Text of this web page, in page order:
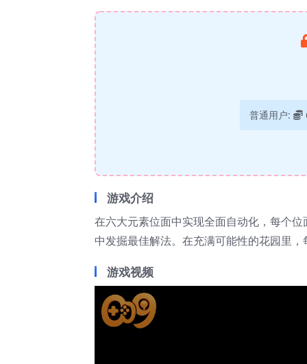
普通用户:
游戏介绍
在六大元素位面中实现全面自动化，每个
中发掘最佳解法。在充满可能性的花园里
游戏视频